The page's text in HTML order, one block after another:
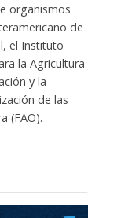
organismos
de
el Instituto
la Agricultura
y la
de las
(FAO).